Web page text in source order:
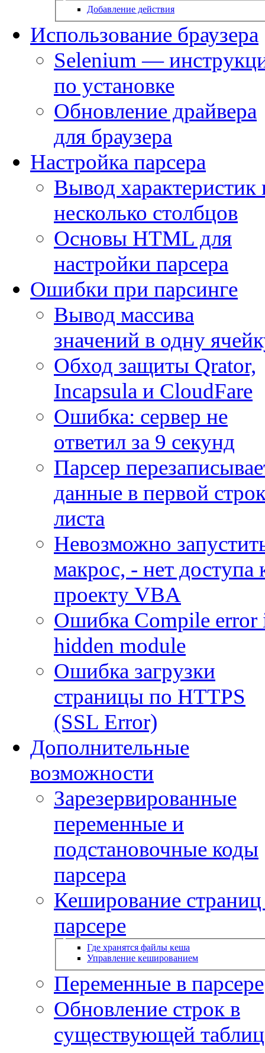
Добавление действия
Использование браузера
Selenium —
по установке
Обновление драйвера
для браузера
Настройка парсера
Вывод характеристик
несколько столбцов
Основы HTML для
настройки парсера
Ошибки при парсинге
Вывод массива
значений в одну
Обход защиты Qrator,
Incapsula и CloudFare
Ошибка: сервер не
ответил за 9 секунд
Парсер
данные в первой
листа
Невозможно
макрос, - нет доступа
проекту VBA
Ошибка Compile error
hidden module
Ошибка загрузки
страницы по HTTPS
(SSL Error)
Дополнительные
возможности
Зарезервированные
переменные и
подстановочные коды
парсера
Кеширование страниц
парсере
Где хранятся файлы кеша
Управление кешированием
Переменные в парсере
Обновление строк в
существующей